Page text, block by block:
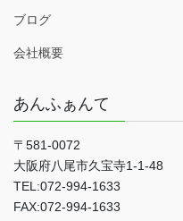
ブログ
会社概要
あんふぁんて
〒581-0072
大阪府八尾市久宝寺1-1-48
TEL:072-994-1633
FAX:072-994-1633